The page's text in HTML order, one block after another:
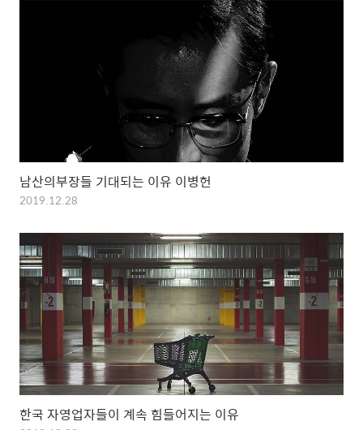
남산의부장들 기대되는 이유 이병헌
2019.12.28
한국 자영업자들이 계속 힘들어지는 이유